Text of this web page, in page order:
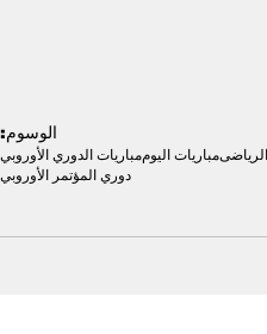
الوسوم:
مباريات اليوممباريات الدوري الأوروبي
دوري المؤتمر الأوروبي